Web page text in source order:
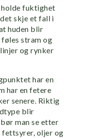
fuktighet
skje et fall i
huden blir
stram og
og rynker
har en
har en fetere
senere. Riktig
blir
man se etter
fettsyrer, oljer og